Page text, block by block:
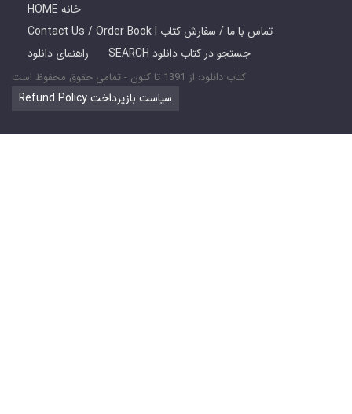
HOME خانه
Contact Us / Order Book | تماس با ما / سفارش کتاب
راهنمای دانلود
SEARCH جستجو در کتاب دانلود
کتاب دانلود: از 1391 تا کنون - تمامی حقوق محفوظ است
Refund Policy سیاست بازپرداخت